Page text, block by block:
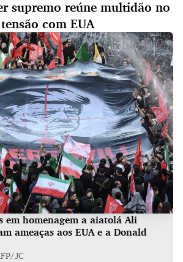
supremo reúne multidão no
com EUA
em homenagem a aiatolá Ali
ameaças aos EUA e a Donald
JC